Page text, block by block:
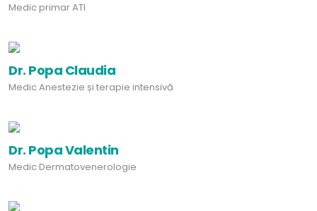
Medic primar ATI
Dr. Popa Claudia
Medic Anestezie și terapie intensivă
Dr. Popa Valentin
Medic Dermatovenerologie